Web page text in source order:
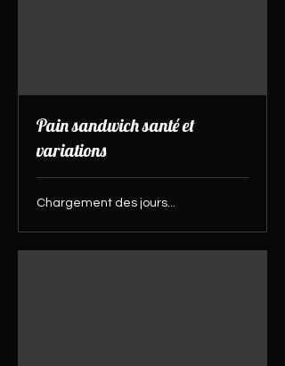
Pain sandwich santé et
variations
Chargement des jours...